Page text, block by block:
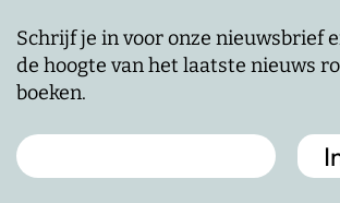
Schrijf je in voor onze nieuwsbrief
de hoogte van het laatste nieuws
boeken.